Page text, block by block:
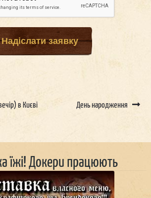
Надіслати заявку
в Києві День народження
їжі! Докери працюють